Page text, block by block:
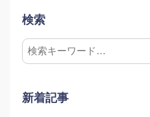
検索
新着記事